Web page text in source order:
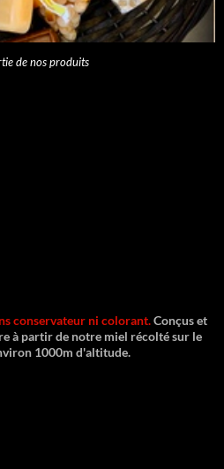
de nos produits
conservateur ni colorant.Conçus et
à partir de notre miel récolté sur le
1000m d'altitude.